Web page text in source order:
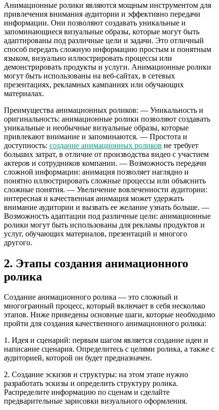
Анимационные ролики являются мощным инструментом для
привлечения внимания аудитории и эффективно передачи
информации. Они позволяют создавать уникальные и
запоминающиеся визуальные образы, которые могут быть
адаптированы под различные цели и задачи. Это отличный
способ передать сложную информацию простым и понятным
языком, визуально иллюстрировать процессы или
демонстрировать продукты и услуги. Анимационные ролики
могут быть использованы на веб-сайтах, в сетевых
презентациях, рекламных кампаниях или обучающих
материалах.
Преимущества анимационных роликов: — Уникальность и
оригинальность: анимационные ролики позволяют создавать
уникальные и необычные визуальные образы, которые
привлекают внимание и запоминаются. — Простота и
доступность: создание анимационных роликов не требует
больших затрат, в отличие от производства видео с участием
актеров и сотрудников компании. — Возможность передачи
сложной информации: анимация позволяет наглядно и
понятно иллюстрировать сложные процессы или объяснить
сложные понятия. — Увеличение вовлеченности аудитории:
интересная и качественная анимация может удержать
внимание аудитории и вызвать ее желание узнать больше. —
Возможность адаптации под различные цели: анимационные
ролики могут быть использованы для рекламы продуктов и
услуг, обучающих материалов, презентаций и многого
другого.
2. Этапы создания анимационного
ролика
Создание анимационного ролика — это сложный и
многогранный процесс, который включает в себя несколько
этапов. Ниже приведены основные шаги, которые необходимо
пройти для создания качественного анимационного ролика:
1. Идея и сценарий: первым шагом является создание идеи и
написание сценария. Определитесь с целями ролика, а также с
аудиторией, которой он будет предназначен.
2. Создание эскизов и структуры: на этом этапе нужно
разработать эскизы и определить структуру ролика.
Распределите информацию по сценам и сделайте
предварительные зарисовки визуального оформления.